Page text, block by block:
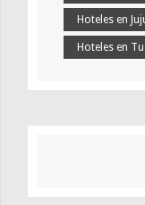
Hoteles en
Hoteles en